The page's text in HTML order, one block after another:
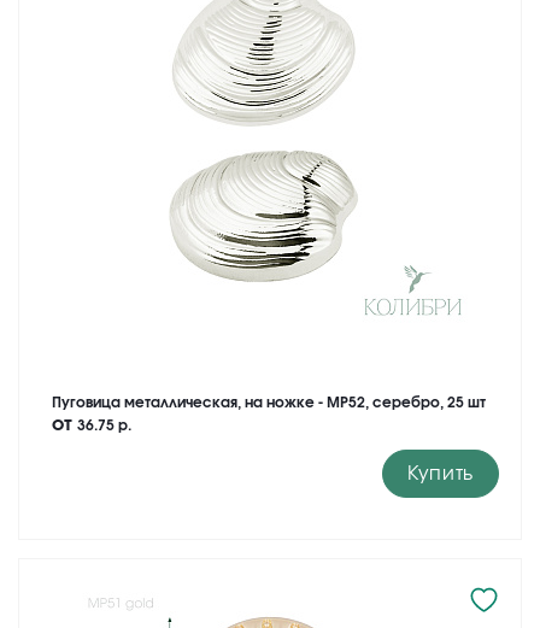
Пуговица металлическая, на ножке - MP52, серебро, 25 шт
от 36.75 р.
Купить